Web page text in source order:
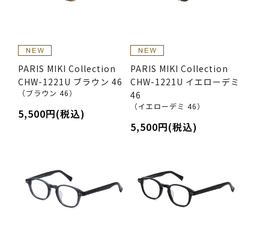
PARIS MIKI Collection
CHW-1221U ブラウン 46
（ブラウン 46）
5,500円(税込)
PARIS MIKI Collection
CHW-1221U イエローデミ
46
（イエローデミ 46）
5,500円(税込)